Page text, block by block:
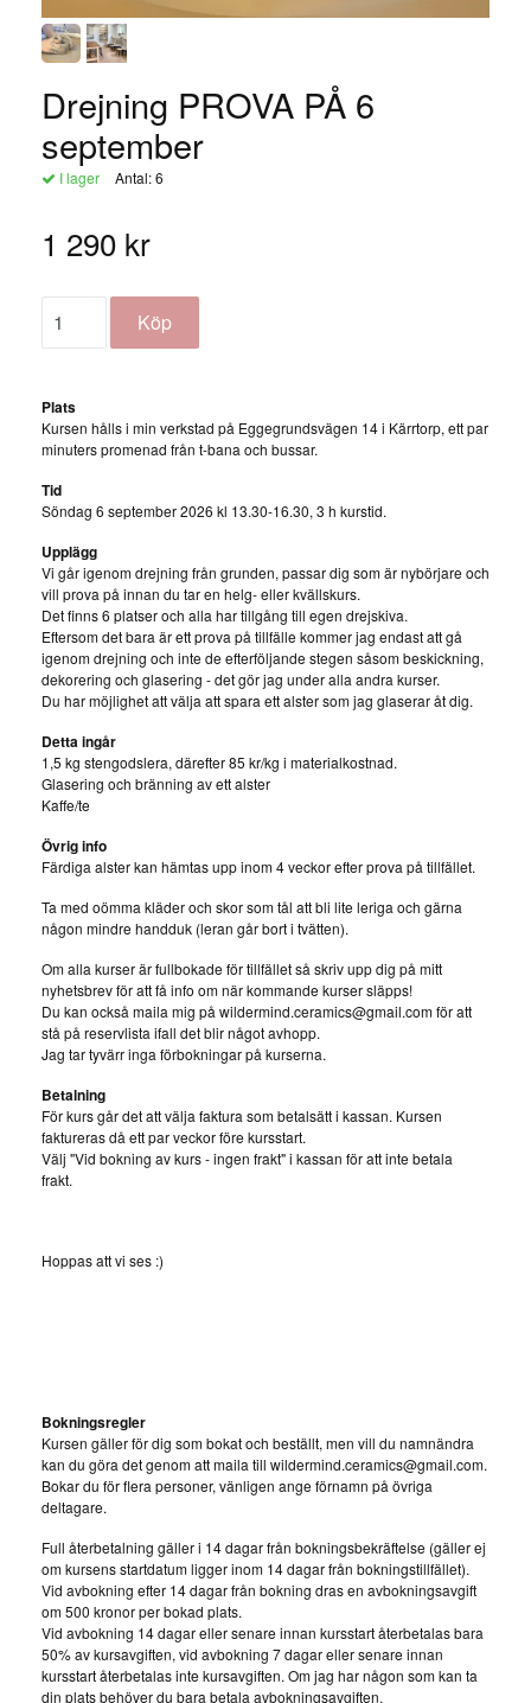
Drejning PROVA PÅ 6
september
I lager Antal:6
1 290 kr
Plats
Kursen hålls i min verkstad på Eggegrundsvägen 14 i Kärrtorp, ett par
minuters promenad från t-bana och bussar.
Tid
Söndag 6 september 2026 kl 13.30-16.30, 3 h kurstid.
Upplägg
Vi går igenom drejning från grunden, passar dig som är nybörjare och
vill prova på innan du tar en helg- eller kvällskurs.
Det finns 6 platser och alla har tillgång till egen drejskiva.
Eftersom det bara är ett prova på tillfälle kommer jag endast att gå
igenom drejning och inte de efterföljande stegen såsom beskickning,
dekorering och glasering - det gör jag under alla andra kurser.
Du har möjlighet att välja att spara ett alster som jag glaserar åt dig.
Detta ingår
1,5 kg stengodslera, därefter 85 kr/kg i materialkostnad.
Glasering och bränning av ett alster
Kaffe/te
Övrig info
Färdiga alster kan hämtas upp inom 4 veckor efter prova på tillfället.
Ta med oömma kläder och skor som tål att bli lite leriga och gärna
någon mindre handduk (leran går bort i tvätten).
Om alla kurser är fullbokade för tillfället så skriv upp dig på mitt
nyhetsbrev för att få info om när kommande kurser släpps!
Du kan också maila mig på wildermind.ceramics@gmail.comför att
stå på reservlista ifall det blir något avhopp.
Jag tar tyvärr inga förbokningar på kurserna.
Betalning
För kurs går det att välja faktura som betalsätt i kassan. Kursen
faktureras då ett par veckor före kursstart.
Välj "Vid bokning av kurs - ingen frakt" i kassan för att inte betala
frakt.
Hoppas att vi ses :)
Bokningsregler
Kursen gäller för dig som bokat och beställt, men vill du namnändra
kan du göra det genom att maila till wildermind.ceramics@gmail.com.
Bokar du för flera personer, vänligen ange förnamn på övriga
deltagare.
Full återbetalning gäller i 14 dagar från bokningsbekräftelse (gäller ej
om kursens startdatum ligger inom 14 dagar från bokningstillfället).
Vid avbokning efter 14 dagar från bokning dras en avbokningsavgift
om 500 kronor per bokad plats.
Vid avbokning 14 dagar eller senare innan kursstart återbetalas bara
50% av kursavgiften, vid avbokning 7 dagar eller senare innan
kursstart återbetalas inte kursavgiften. Om jag har någon som kan ta
din plats behöver du bara betala avbokningsavgiften.